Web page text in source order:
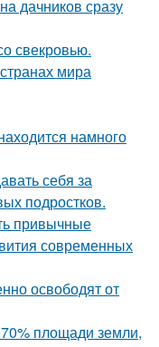
дачников сразу
свекровью.
мира
намного
себя за
подростков.
привычные
современных
освободят от
площади земли,